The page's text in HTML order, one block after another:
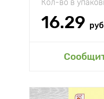
Кол-во в
16.29 руб